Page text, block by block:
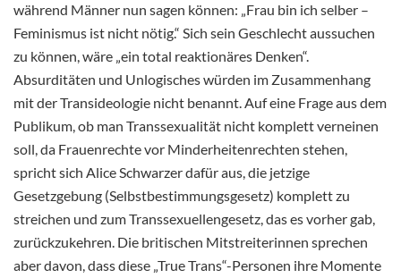
während Männer nun sagen können: „Frau bin ich selber –
Feminismus ist nicht nötig.“ Sich sein Geschlecht aussuchen
zu können, wäre „ein total reaktionäres Denken“.
Absurditäten und Unlogisches würden im Zusammenhang
mit der Transideologie nicht benannt. Auf eine Frage aus dem
Publikum, ob man Transsexualität nicht komplett verneinen
soll, da Frauenrechte vor Minderheitenrechten stehen,
spricht sich Alice Schwarzer dafür aus, die jetzige
Gesetzgebung (Selbstbestimmungsgesetz) komplett zu
streichen und zum Transsexuellengesetz, das es vorher gab,
zurückzukehren. Die britischen Mitstreiterinnen sprechen
aber davon, dass diese „True Trans“-Personen ihre Momente